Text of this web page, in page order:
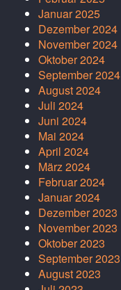
Januar 2025
Dezember 2024
November 2024
Oktober 2024
September 2024
August 2024
Juli 2024
Juni 2024
Mai 2024
April 2024
März 2024
Februar 2024
Januar 2024
Dezember 2023
November 2023
Oktober 2023
September 2023
August 2023